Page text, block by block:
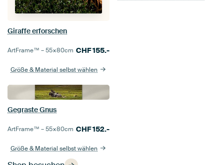
Giraffe erforschen
ArtFrame™ –55×80cm CHF155.-
Größe & Material selbst wählen
Gegraste Gnus
ArtFrame™ –55×80cm CHF152.-
Größe & Material selbst wählen